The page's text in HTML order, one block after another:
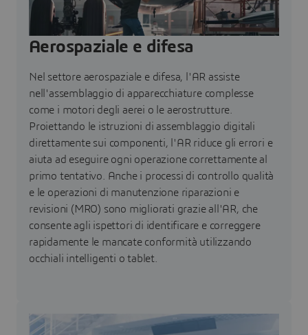
Aerospaziale e difesa
Nel settore aerospaziale e difesa, l'AR assiste
nell'assemblaggio di apparecchiature complesse
come i motori degli aerei o le aerostrutture.
Proiettando le istruzioni di assemblaggio digitali
direttamente sui componenti, l'AR riduce gli errori e
aiuta ad eseguire ogni operazione correttamente al
primo tentativo. Anche i processi di controllo qualità
e le operazioni di manutenzione riparazioni e
revisioni (MRO) sono migliorati grazie all'AR, che
consente agli ispettori di identificare e correggere
rapidamente le mancate conformità utilizzando
occhiali intelligenti o tablet.